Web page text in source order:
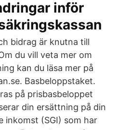
inför
bidrag är knutna till
du vill veta mer om
kan du läsa mer på
Basbeloppstaket.
på prisbasbeloppet
din ersättning på din
inkomst (SGI) som har